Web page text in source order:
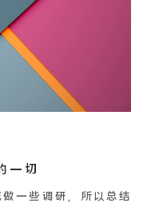
一切
一些调研，所以总结